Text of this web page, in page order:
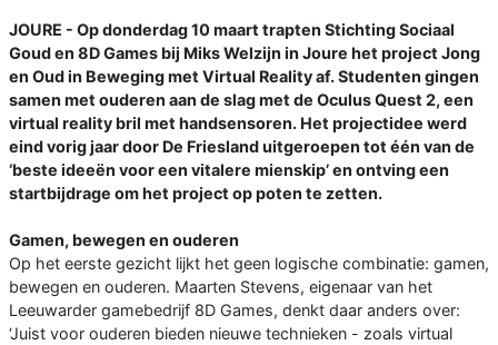
JOURE - Op donderdag 10 maart trapten Stichting Sociaal
Goud en 8D Games bij Miks Welzijn in Joure het project Jong
en Oud in Beweging met Virtual Reality af. Studenten gingen
samen met ouderen aan de slag met de Oculus Quest 2, een
virtual reality bril met handsensoren. Het projectidee werd
eind vorig jaar door De Friesland uitgeroepen tot één van de
‘beste ideeën voor een vitalere mienskip’ en ontving een
startbijdrage om het project op poten te zetten.
Gamen, bewegen en ouderen
Op het eerste gezicht lijkt het geen logische combinatie: gamen,
bewegen en ouderen. Maarten Stevens, eigenaar van het
Leeuwarder gamebedrijf 8D Games, denkt daar anders over:
‘Juist voor ouderen bieden nieuwe technieken - zoals virtual